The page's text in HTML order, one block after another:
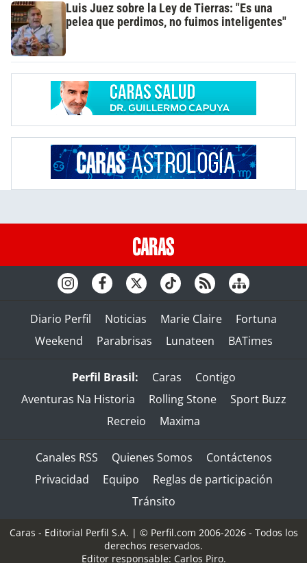
Luis Juez sobre la Ley de Tierras: "Es una
pelea que perdimos, no fuimos inteligentes"
Diario Perfil Noticias Marie Claire
Fortuna
Weekend
Parabrisas Lunateen BATimes
Perfil Brasil: Caras
Contigo
Aventuras Na Historia
Rolling Stone
Sport Buzz
Recreio
Maxima
Canales RSS Quienes Somos
Contáctenos
Privacidad
Equipo
Reglas de participación
Tránsito
Caras - Editorial Perfil S.A. | © Perfil.com 2006-2026 - Todos los
derechos reservados.
Editor responsable: Carlos Piro.